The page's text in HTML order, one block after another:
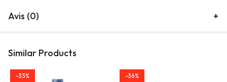
Avis (0)
Similar Products
-33% -36%